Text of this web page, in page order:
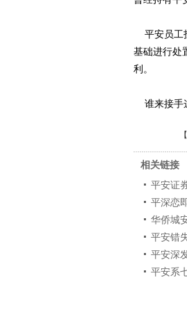
平安员工
基础进行处
利。
谁来接手
【
相关链接
平安证
平深恋
华侨城
平安错
平安深
平安系